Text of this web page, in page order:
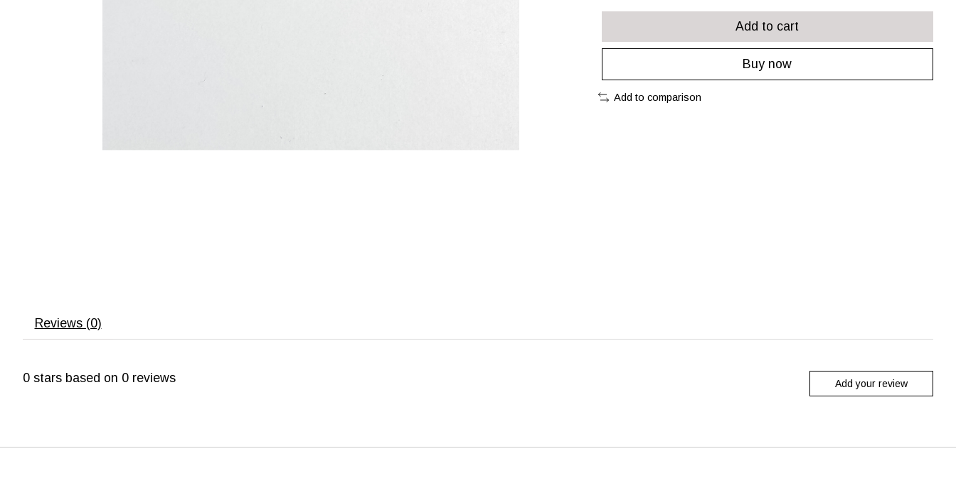
Add to cart
Buy now
Add to comparison
Reviews (0)
0 stars based on 0 reviews Add your review